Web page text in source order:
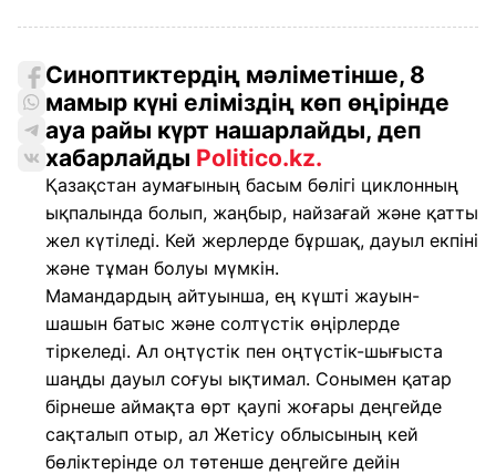
Синоптиктердің мәліметінше, 8
мамыр күні еліміздің көп өңірінде
ауа райы күрт нашарлайды, деп
хабарлайды Politico.kz.
Қазақстан аумағының басым бөлігі циклонның
ықпалында болып, жаңбыр, найзағай және қатты
жел күтіледі. Кей жерлерде бұршақ, дауыл екпіні
және тұман болуы мүмкін.
Мамандардың айтуынша, ең күшті жауын-
шашын батыс және солтүстік өңірлерде
тіркеледі. Ал оңтүстік пен оңтүстік-шығыста
шаңды дауыл соғуы ықтимал. Сонымен қатар
бірнеше аймақта өрт қаупі жоғары деңгейде
сақталып отыр, ал Жетісу облысының кей
бөліктерінде ол төтенше деңгейге дейін